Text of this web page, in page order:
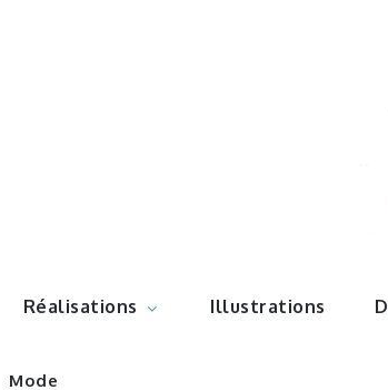
Réalisations Illustrations
Mode